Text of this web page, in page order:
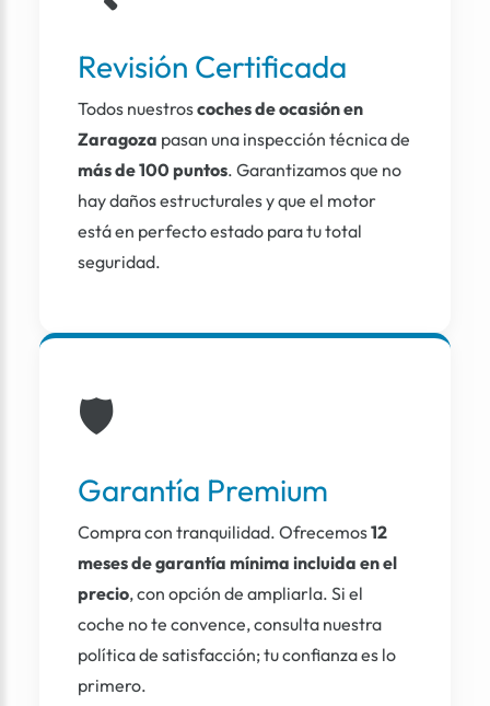
Revisión Certificada
Todos nuestroscoches de ocasión en
Zaragoza pasan una inspección técnica de
más de 100 puntos. Garantizamos que no
hay daños estructurales y que el motor
está en perfecto estado para tu total
seguridad.
🛡️
Garantía Premium
Compra con tranquilidad. Ofrecemos12
meses de garantía mínima incluida en el
precio, con opción de ampliarla. Si el
coche no te convence, consulta nuestra
política de satisfacción; tu confianza es lo
primero.